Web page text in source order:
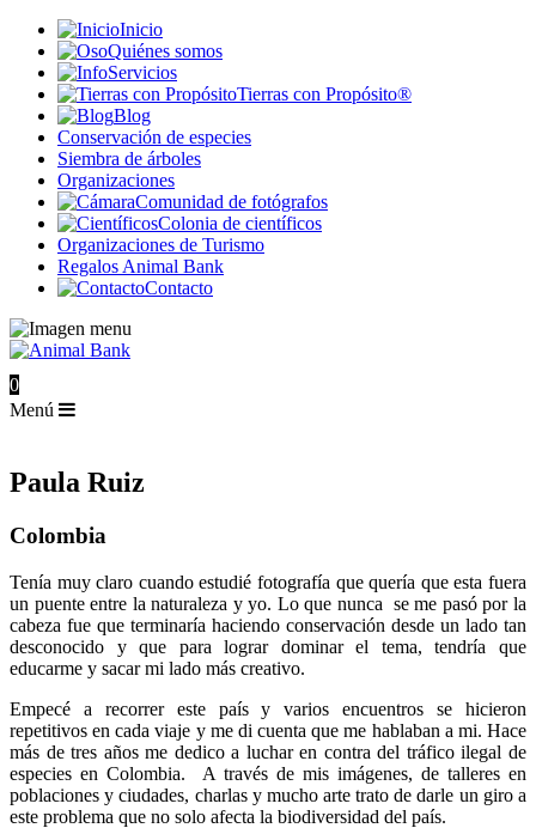
Inicio
Quiénes somos
Servicios
Tierras con Propósito®
Blog
Conservación de especies
Siembra de árboles
Organizaciones
Comunidad de fotógrafos
Colonia de científicos
Organizaciones de Turismo
Regalos Animal Bank
Contacto
0
Menú
Paula Ruiz
Colombia
Tenía muy claro cuando estudié fotografía que quería que esta fuera
un puente entre la naturaleza y yo. Lo que nunca se me pasó por la
cabeza fue que terminaría haciendo conservación desde un lado tan
desconocido y que para lograr dominar el tema, tendría que
educarme y sacar mi lado más creativo.
Empecé a recorrer este país y varios encuentros se hicieron
repetitivos en cada viaje y me di cuenta que me hablaban a mi. Hace
más de tres años me dedico a luchar en contra del tráfico ilegal de
especies en Colombia. A través de mis imágenes, de talleres en
poblaciones y ciudades, charlas y mucho arte trato de darle un giro a
este problema que no solo afecta la biodiversidad del país.